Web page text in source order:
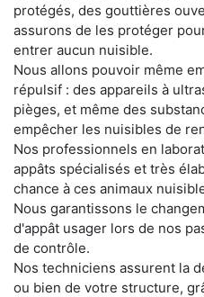
protégés, des gouttières
assurons de les protéger
entrer aucun nuisible.
Nous allons pouvoir même
répulsif : des appareils à
pièges, et même des
empêcher les nuisibles de
Nos professionnels en
appâts spécialisés et très
chance à ces animaux
Nous garantissons le
d'appât usager lors de nos
de contrôle.
Nos techniciens assurent la
ou bien de votre structure,